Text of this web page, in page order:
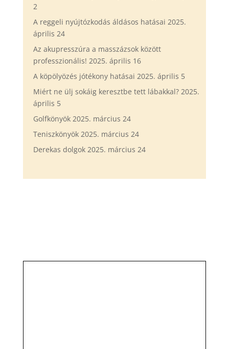
2
A reggeli nyújtózkodás áldásos hatásai 2025.
április 24
Az akupresszúra a masszázsok között
professzionális! 2025. április 16
A köpölyözés jótékony hatásai 2025. április 5
Miért ne ülj sokáig keresztbe tett lábakkal? 2025.
április 5
Golfkönyök 2025. március 24
Teniszkönyök 2025. március 24
Derekas dolgok 2025. március 24